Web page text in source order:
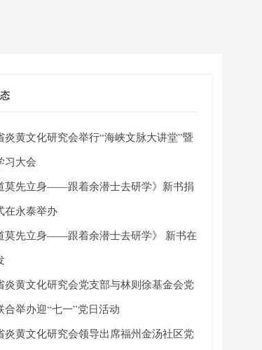
炎黄文化研究会举行“海峡文脉大讲堂”暨
习大会
莫先立身——跟着余潜士去研学》新书捐
在永泰举办
莫先立身——跟着余潜士去研学》 新书在
炎黄文化研究会党支部与林则徐基金会党
合举办迎“七一”党日活动
炎黄文化研究会领导出席福州金汤社区党